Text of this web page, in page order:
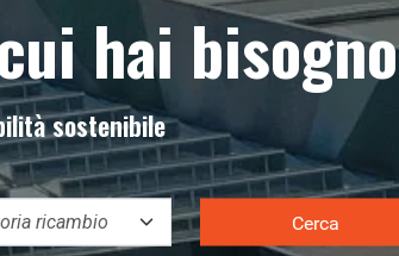
hai bisogno
sostenibile
Cerca